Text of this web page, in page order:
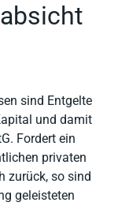
sind Entgelte
und damit
Fordert ein
privaten
zurück, so sind
geleisteten